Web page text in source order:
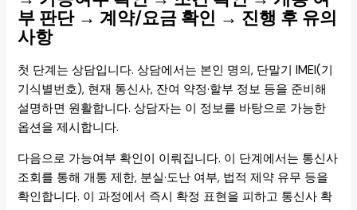
부 판단 → 계약/요금 확인 → 진행 후 유의
사항
첫 단계는 상담입니다. 상담에서는 본인 명의, 단말기 IMEI(기
기식별번호), 현재 통신사, 잔여 약정·할부 정보 등을 준비해
설명하면 원활합니다. 상담자는 이 정보를 바탕으로 가능한
옵션을 제시합니다.
다음으로 가능여부 확인이 이뤄집니다. 이 단계에서는 통신사
조회를 통해 개통 제한, 분실·도난 여부, 법적 제약 유무 등을
확인합니다. 이 과정에서 즉시 확정 표현을 피하고 통신사 확